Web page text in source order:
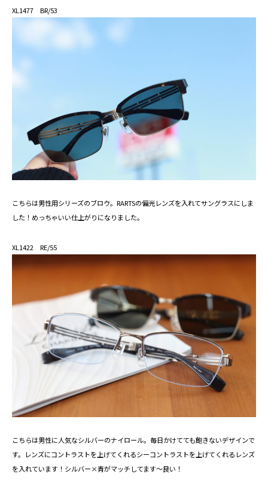
XL1477 BR/53
こちらは男性用シリーズのブロウ。RARTSの偏光レンズを入れてサングラスにしま
した！めっちゃいい仕上がりになりました。
XL1422 RE/55
こちらは男性に人気なシルバーのナイロール。毎日かけてても飽きないデザインで
す。レンズにコントラストを上げてくれるシーコントラストを上げてくれるレンズ
を入れています！シルバー×青がマッチしてます～良い！